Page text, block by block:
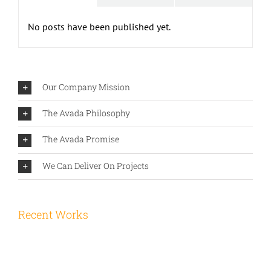
No posts have been published yet.
Our Company Mission
The Avada Philosophy
The Avada Promise
We Can Deliver On Projects
Recent Works